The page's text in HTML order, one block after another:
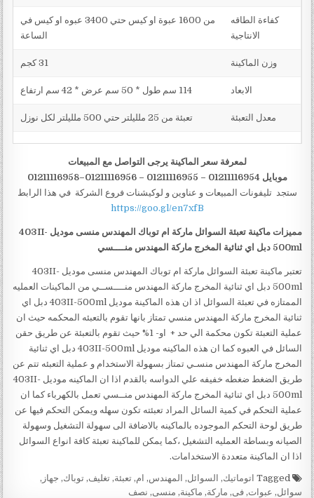
كفاءة الطاقه
الانتاجية
من 1600 عبوة او كيس حتي 3400 عبوه او كيس في
الساعة
وزن الماكينة 31 كجم
الابعاد 114 سم طول * 50 سم عرض * 42 سم ارتفاع
معدل التعبئة تعبئة من 25 ملليلتر حتي 500 ملليلتر لكل نوزل
لمعرفة سعر الماكينة يرجى التواصل مع المبيعات
موبايل 01211116954 – 01211116955 – 01211116956–01211116958
ستجد تليفونات المبيعات و عناوين و لوكيشنات فروع الشركة في هذا الرابط
https://goo.gl/en7xfB
مميزات ماكينة تعبئة السوائل ماركة ام توباك المهندس منسى موديل 403II-
500ml دبل اي ثنائية المخرج ماركة المهندس منــــسي
تعتبر ماكينة تعبئة السوائل ماركة ام توباك المهندس منسى موديل 403II-
500ml دبل اي ثنائية المخرج ماركة المهندس منــــســي من الماكينات العمليه
الممتازه في تعبئة السوائل اذ ان هذه الماكينة موديل 403II-500ml دبل اي
ثنائية المخرج ماركة المهندس منسي تمتاز بانها تقوم بالتعبئه المحكمه حيث ان
عملية التعبئة تكون محكمة الي حد + او- 1% حيث تقوم بالتعبئة عن طريق حقن
السائل في العبوه كما ان هذه الماكينه موديل 403II-500ml دبل اي ثنائية
المخرج ماركة المهندس منسـي تمتاز بسهولة الاستخدام و عملية التعبئه تتم عن
طريق الضغط ضغطه خفيفه علي الدواسه بالقدم اذا ان الماكينه موديل 403II-
500ml دبل اي ثنائية المخرج ماركة المهندس منــسي تعمل بالكهرباء كما ان
عملية التحكم في كمية السائل المراد تعبئته تكون سهله ويمكن التحكم فيها عن
طريق لوحة التحكم الموجوده بالماكينه بالاضافة الى سهولة التشغيل وسهولة
الصيانه وبساطة العمليه التشغيل ،كما يمكن للماكينة تعبئة كافة انواع السوائل
اذا ان الماكينة متعددة الاستخدامات.
Tagged اتوماتيك, السوائل, المهندس, ام,تعبئة,تغليف,توباك, جهاز ,
سوائل, عبوات,فى, ماركة, ماكينة, منسى, نصف